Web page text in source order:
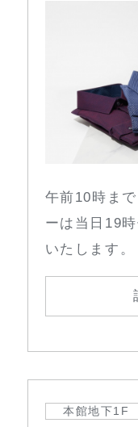
午前10時ま
ーは当日19
いたします。
本館地下1F